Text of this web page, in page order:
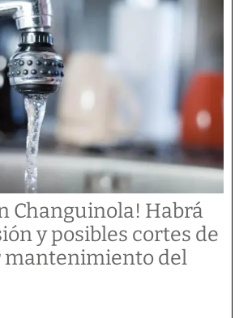
Changuinola! Habrá
y posibles cortes de
mantenimiento del